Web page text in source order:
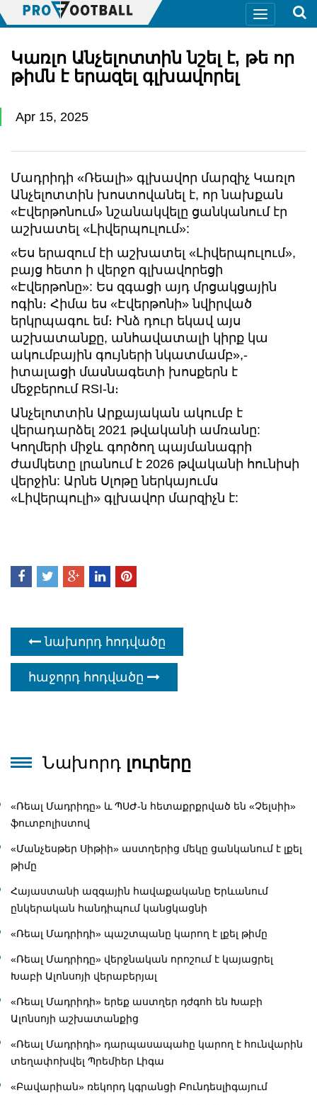
Կառլո Անչելոտտին նշել է, թե որ
թիմն է երազել գլխավորել
Apr 15, 2025
Մադրիդի «Ռեալի» գլխավոր մարզիչ Կառլո
Անչելոտտին խոստովանել է, որ նախքան
«Էվերթոնում» նշանակվելը ցանկանում էր
աշխատել «Լիվերպուլում»:
«Ես երազում էի աշխատել «Լիվերպուլում»,
բայց հետո ի վերջո գլխավորեցի
«Էվերթոնը»: Ես զգացի այդ մրցակցային
ոգին։ Հիմա ես «Էվերթոնի» նվիրված
երկրպագու եմ։ Ինձ դուր եկավ այս
աշխատանքը, անհավատալի կիրք կա
ակումբային գույների նկատմամբ»,-
իտալացի մասնագետի խոսքերն է
մեջբերում RSI-ն։
Անչելոտտին Արքայական ակումբ է
վերադարձել 2021 թվականի ամռանը:
Կողմերի միջև գործող պայմանագրի
ժամկետը լրանում է 2026 թվականի հունիսի
վերջին: Արնե Սլոթը ներկայումս
«Լիվերպուլի» գլխավոր մարզիչն է:
նախորդ հոդվածը
հաջորդ հոդվածը
Նախորդ լուրերը
«Ռեալ Մադրիդը» և ՊՍԺ-ն հետաքրքրված են «Չելսիի»
ֆուտբոլիստով
«Մանչեսթեր Սիթիի» աստղերից մեկը ցանկանում է լքել
թիմը
Հայաստանի ազգային հավաքականը Երևանում
ընկերական հանդիպում կանցկացնի
«Ռեալ Մադրիդի» պաշտպանը կարող է լքել թիմը
«Ռեալ Մադրիդը» վերջնական որոշում է կայացրել
Խաբի Ալոնսոյի վերաբերյալ
«Ռեալ Մադրիդի» երեք աստղեր դժգոհ են Խաբի
Ալոնսոյի աշխատանքից
«Ռեալ Մադրիդի» դարպասապահը կարող է հունվարին
տեղափոխվել Պրեմիեր Լիգա
«Բավարիան» ռեկորդ կգրանցի Բունդեսլիգայում